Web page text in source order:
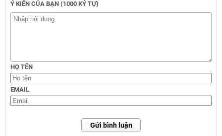
Ý KIẾN CỦA BẠN (1000 KÝ TỰ)
HỌ TÊN
EMAIL
Gửi bình luận